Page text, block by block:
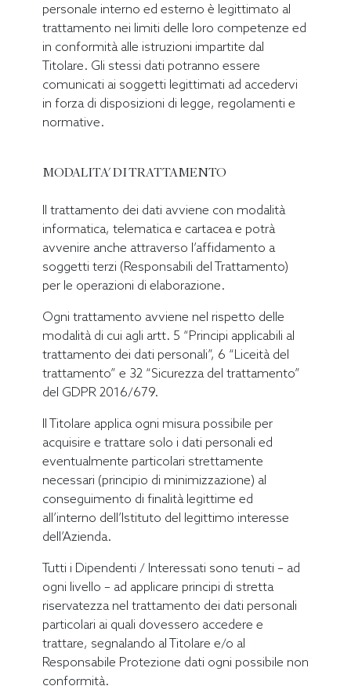
personale interno ed esterno è legittimato al
trattamento nei limiti delle loro competenze ed
in conformità alle istruzioni impartite dal
Titolare. Gli stessi dati potranno essere
comunicati ai soggetti legittimati ad accedervi
in forza di disposizioni di legge, regolamenti e
normative.
MODALITA' DI TRATTAMENTO
Il trattamento dei dati avviene con modalità
informatica, telematica e cartacea e potrà
avvenire anche attraverso l’affidamento a
soggetti terzi (Responsabili del Trattamento)
per le operazioni di elaborazione.
Ogni trattamento avviene nel rispetto delle
modalità di cui agli artt. 5 “Principi applicabili al
trattamento dei dati personali”, 6 “Liceità del
trattamento” e 32 “Sicurezza del trattamento”
del GDPR 2016/679.
Il Titolare applica ogni misura possibile per
acquisire e trattare solo i dati personali ed
eventualmente particolari strettamente
necessari (principio di minimizzazione) al
conseguimento di finalità legittime ed
all’interno dell’Istituto del legittimo interesse
dell’Azienda.
Tutti i Dipendenti / Interessati sono tenuti – ad
ogni livello – ad applicare principi di stretta
riservatezza nel trattamento dei dati personali
particolari ai quali dovessero accedere e
trattare, segnalando al Titolare e/o al
Responsabile Protezione dati ogni possibile non
conformità.